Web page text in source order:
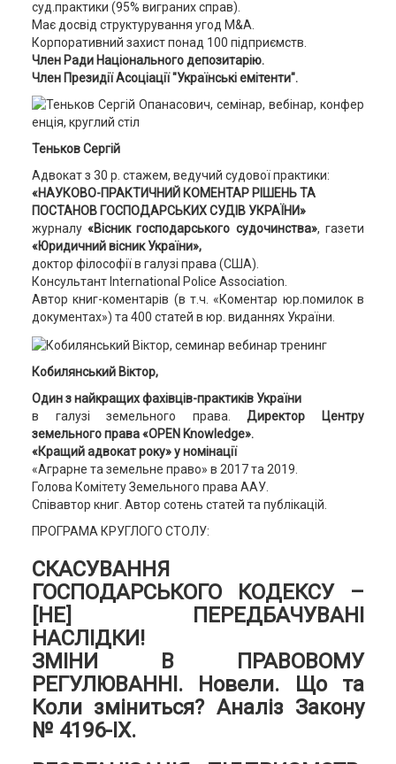
суд.практики (95% виграних справ).
Має досвід структурування угод M&A.
Корпоративний захист понад 100 підприємств.
Член Ради Національного депозитарію.
Член Президії Асоціації "Українські емітенти".
Теньков Сергій
Адвокат з 30 р. стажем, ведучий судової практики:
«НАУКОВО-ПРАКТИЧНИЙ КОМЕНТАР РІШЕНЬ ТА
ПОСТАНОВ ГОСПОДАРСЬКИХ СУДІВ УКРАЇНИ»
журналу«Вісник господарського судочинства», газети
«Юридичний вісник України»,
доктор філософії в галузі права (США).
Консультант International Police Association.
Автор книг-коментарів (в т.ч. «Коментар юр.помилок в
документах») та 400 статей в юр. виданнях України.
Кобилянський Віктор,
Один з найкращих фахівців-практиків України
в галузі земельного права.
Директор Центру
земельного права «OPEN Knowledge».
«Кращий адвокат року» у номінації
«Аграрне та земельне право» в 2017 та 2019.
Голова Комітету Земельного права ААУ.
Співавтор книг. Автор сотень статей та публікацій.
ПРОГРАМА КРУГЛОГО СТОЛУ:
СКАСУВАННЯ
ГОСПОДАРСЬКОГО КОДЕКСУ –
[НЕ] ПЕРЕДБАЧУВАНІ
НАСЛІДКИ!
ЗМІНИ В ПРАВОВОМУ
РЕГУЛЮВАННІ. Новели. Що та
Коли зміниться? Аналіз Закону
№ 4196-ІХ.